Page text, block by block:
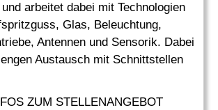
arbeitet dabei mit Technologien
Glas, Beleuchtung,
Antennen und Sensorik. Dabei
Austausch mit Schnittstellen
ZUM STELLENANGEBOT